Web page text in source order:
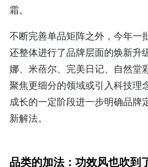
霜。
不断完善单品矩阵之外，今年一
还整体进行了品牌层面的焕新升
娜、米蓓尔、完美日记、自然堂
聚焦更细分的领域或引入科技理
成长的一定阶段进一步明确品牌
新解法。
品类的加法：功效风也吹到